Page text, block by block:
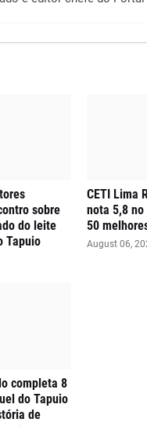
sobre
do leite
Tapuio
CETI Lima
nota 5,8 no
50
August 06,
completa 8
do Tapuio
de